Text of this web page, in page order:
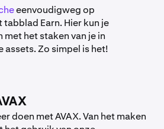
eenvoudigweg op
tabblad Earn. Hier kun je
het staken van je in
Zo simpel is het!
doen met AVAX. Van het maken